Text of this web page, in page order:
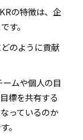
の特徴は、企
す。
のように貢献
ムや個人の目
標を共有する
っているのか
。